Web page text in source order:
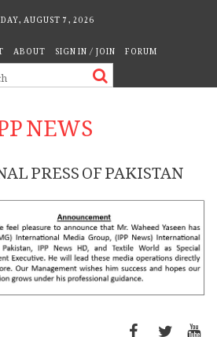
AUGUST 7, 2026
ABOUT SIGN IN / JOIN FORUM
NEWS
PRESS OF PAKISTAN